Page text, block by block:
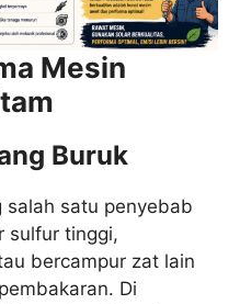
Mesin
Buruk
salah satu penyebab
sulfur tinggi,
bercampur zat lain
Di